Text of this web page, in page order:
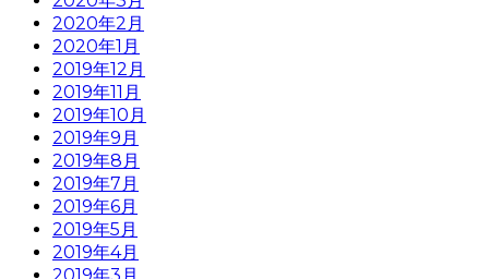
2020年2月
2020年1月
2019年12月
2019年11月
2019年10月
2019年9月
2019年8月
2019年7月
2019年6月
2019年5月
2019年4月